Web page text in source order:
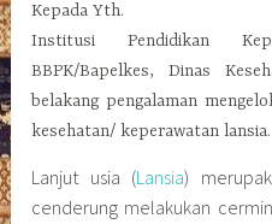
Kepada Yth.
Institusi Pendidikan
BBPK/Bapelkes, Dinas
belakang pengalaman
kesehatan/ keperawatan lansia.
Lanjut usia (Lansia)
cenderung melakukan